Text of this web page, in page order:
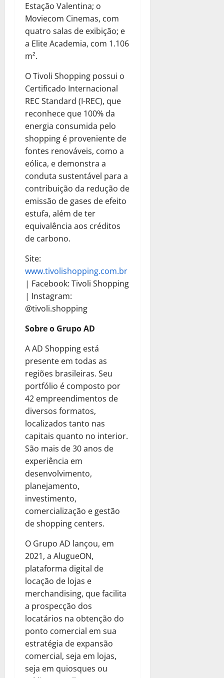
Estação Valentina; o
Moviecom Cinemas, com
quatro salas de exibição; e
a Elite Academia, com 1.106
m².
O Tivoli Shopping possui o
Certificado Internacional
REC Standard (I-REC), que
reconhece que 100% da
energia consumida pelo
shopping é proveniente de
fontes renováveis, como a
eólica, e demonstra a
conduta sustentável para a
contribuição da redução de
emissão de gases de efeito
estufa, além de ter
equivalência aos créditos
de carbono.
Site:
www.tivolishopping.com.br
| Facebook: Tivoli Shopping
| Instagram:
@tivoli.shopping
Sobre o Grupo AD
A AD Shopping está
presente em todas as
regiões brasileiras. Seu
portfólio é composto por
42 empreendimentos de
diversos formatos,
localizados tanto nas
capitais quanto no interior.
São mais de 30 anos de
experiência em
desenvolvimento,
planejamento,
investimento,
comercialização e gestão
de shopping centers.
O Grupo AD lançou, em
2021, a AlugueON,
plataforma digital de
locação de lojas e
merchandising, que facilita
a prospecção dos
locatários na obtenção do
ponto comercial em sua
estratégia de expansão
comercial, seja em lojas,
seja em quiosques ou